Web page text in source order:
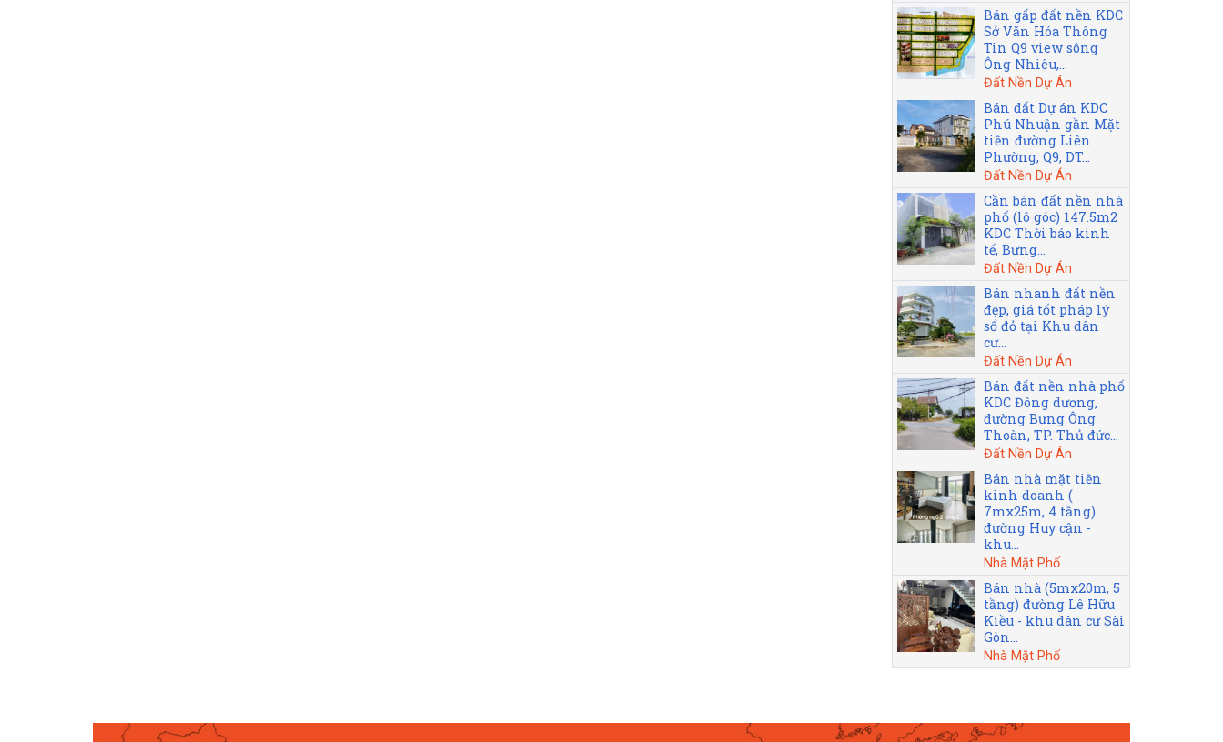
Bán gấp đất nền KDC
Sở Văn Hóa Thông
Tin Q9 view sông
Ông Nhiêu,...
Đất Nền Dự Án
Bán đất Dự án KDC
Phú Nhuận gần Mặt
tiền đường Liên
Phường, Q9, DT...
Đất Nền Dự Án
Cần bán đất nền nhà
phố (lô góc) 147.5m2
KDC Thời báo kinh
tế, Bưng...
Đất Nền Dự Án
Bán nhanh đất nền
đẹp, giá tốt pháp lý
sổ đỏ tại Khu dân
cư...
Đất Nền Dự Án
Bán đất nền nhà phố
KDC Đông dương,
đường Bưng Ông
Thoàn, TP. Thủ đức...
Đất Nền Dự Án
Bán nhà mặt tiền
kinh doanh (
7mx25m, 4 tầng)
đường Huy cận -
khu...
Nhà Mặt Phố
Bán nhà (5mx20m, 5
tầng) đường Lê Hữu
Kiều - khu dân cư Sài
Gòn...
Nhà Mặt Phố